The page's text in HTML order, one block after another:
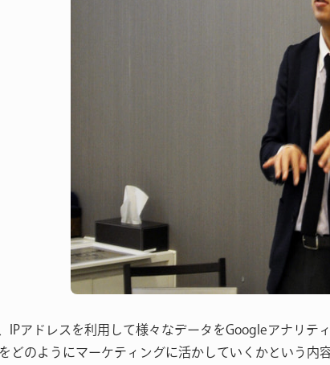
IPアドレスを利用して様々なデータをGoogleアナリ
どのようにマーケティングに活かしていくかという内